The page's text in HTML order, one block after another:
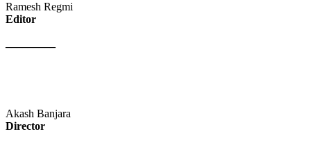
Ramesh Regmi
Editor
Akash Banjara
Director